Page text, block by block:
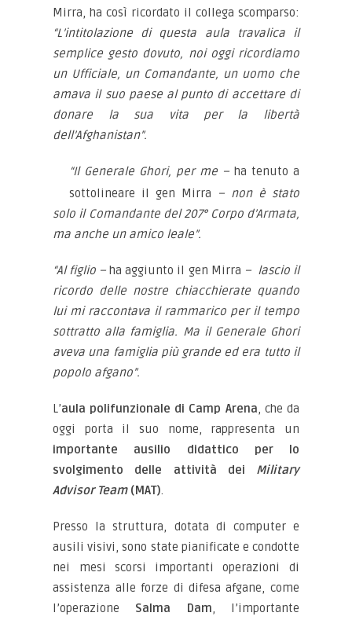
Mirra, ha così ricordato il collega scomparso:
“L’intitolazione di questa aula travalica il
semplice gesto dovuto, noi oggi ricordiamo
un Ufficiale, un Comandante, un uomo che
amava il suo paese al punto di accettare di
donare la sua vita per la libertà
dell’Afghanistan”.
“Il Generale Ghori, per me – ha tenuto a
sottolineare il gen Mirra – non è stato
solo il Comandante del 207° Corpo d’Armata,
ma anche un amico leale”.
“Al figlio –ha aggiunto il gen Mirra – lascio il
ricordo delle nostre chiacchierate quando
lui mi raccontava il rammarico per il tempo
sottratto alla famiglia. Ma il Generale Ghori
aveva una famiglia più grande ed era tutto il
popolo afgano”.
L’aula polifunzionale di Camp Arena, che da
oggi porta il suo nome, rappresenta un
importante ausilio didattico per lo
svolgimento delle attività dei Military
Advisor Team(MAT).
Presso la struttura, dotata di computer e
ausili visivi, sono state pianificate e condotte
nei mesi scorsi importanti operazioni di
assistenza alle forze di difesa afgane, come
l’operazione Salma Dam, l’importante